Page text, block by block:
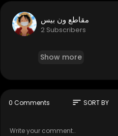
مقاطع ون بيس
2 Subscribers
Show more
0 Comments sort SORT BY